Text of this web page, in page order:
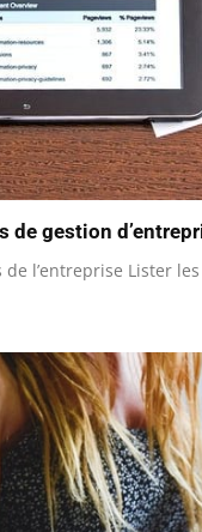
gestion
de l’entreprise Lister